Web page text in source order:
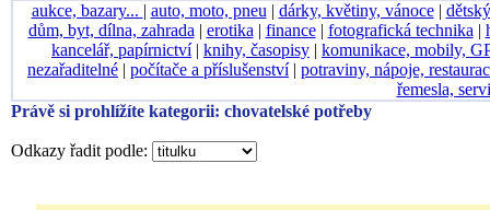
aukce, bazary... | auto, moto, pneu | dárky, květiny, vánoce|
dům, byt, dílna, zahrada | erotika | finance| fotografická technika |
kancelář, papírnictví| knihy, časopisy | komunikace, mobily,
nezařaditelné | počítače a příslušenství| potraviny, nápoje,
řemesla,
Právě si prohlížíte kategorii: chovatelské potřeby
Odkazy řadit podle: